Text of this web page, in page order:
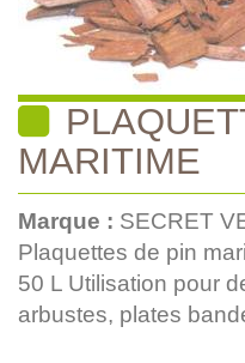
MARITIME
Marque : SECRET
Plaquettes de pin
50 L Utilisation pour
arbustes, plates